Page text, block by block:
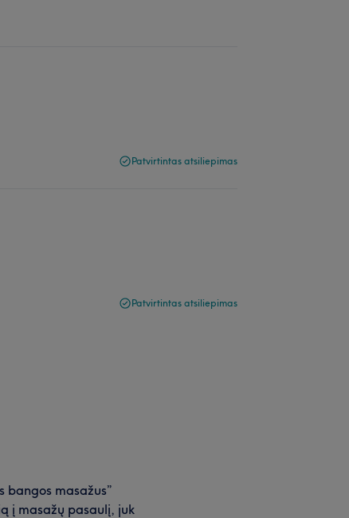
Patvirtintas atsiliepimas
Patvirtintas atsiliepimas
bangos masažus”
į masažų pasaulį, juk